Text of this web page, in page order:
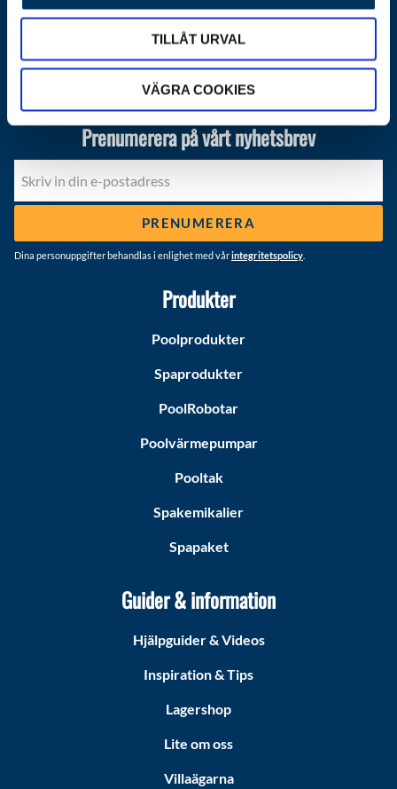
TILLÅT URVAL
VÄGRA COOKIES
Instagram
Youtube
Prenumerera på vårt nyhetsbrev
PRENUMERERA
Dina personuppgifter behandlas i enlighet med vårintegritetspolicy
Produkter
Poolprodukter
Spaprodukter
PoolRobotar
Poolvärmepumpar
Pooltak
Spakemikalier
Spapaket
Guider & information
Hjälpguider & Videos
Inspiration & Tips
Lagershop
Lite om oss
Villaägarna